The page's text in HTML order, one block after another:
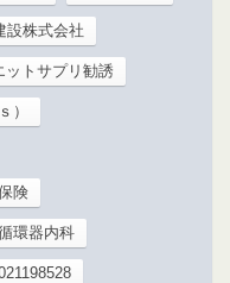
設株式会社
ットサプリ勧誘
）
険
環器内科